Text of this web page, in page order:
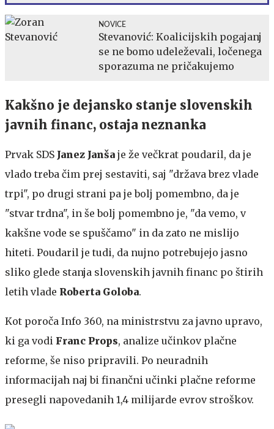
NOVICE
Stevanović: Koalicijskih pogajanj
se ne bomo udeleževali, ločenega
sporazuma ne pričakujemo
Kakšno je dejansko stanje slovenskih
javnih financ, ostaja neznanka
Prvak SDS Janez Janša je že večkrat poudaril, da je
vlado treba čim prej sestaviti, saj "država brez vlade
trpi", po drugi strani pa je bolj pomembno, da je
"stvar trdna", in še bolj pomembno je, "da vemo, v
kakšne vode se spuščamo" in da zato ne mislijo
hiteti. Poudaril je tudi, da nujno potrebujejo jasno
sliko glede stanja slovenskih javnih financ po štirih
letih vlade Roberta Goloba.
Kot poroča Info 360, na ministrstvu za javno upravo,
ki ga vodi Franc Props, analize učinkov plačne
reforme, še niso pripravili. Po neuradnih
informacijah naj bi finančni učinki plačne reforme
presegli napovedanih 1,4 milijarde evrov stroškov.